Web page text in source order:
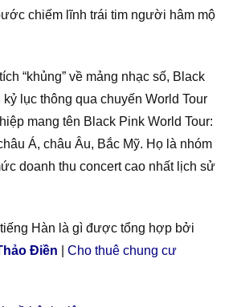
chiếm lĩnh trái tim người hâm mộ
“khủng” về mảng nhạc số, Black
lục thông qua chuyến World Tour
mang tên Black Pink World Tour:
Á, châu Âu, Bắc Mỹ. Họ là nhóm
doanh thu concert cao nhất lịch sử
Hàn là gì được tổng hợp bởi
Điền
Cho thuê chung cư